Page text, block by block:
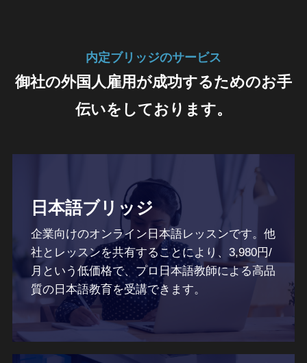
内定ブリッジのサービス
御社の外国人雇用が成功するためのお手
伝いをしております。
日本語ブリッジ
企業向けのオンライン日本語レッスンです。他
社とレッスンを共有することにより、3,980円/
月という低価格で、プロ日本語教師による高品
質の日本語教育を受講できます。